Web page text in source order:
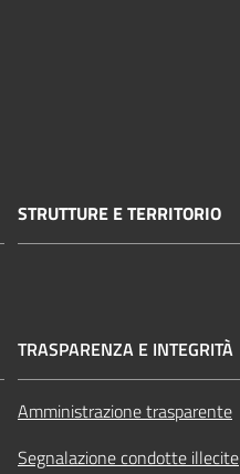
STRUTTURE E TERRITORIO
TRASPARENZA E INTEGRITÀ
Amministrazione trasparente
Segnalazione condotte illecite